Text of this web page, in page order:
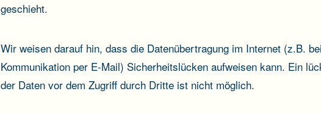
geschieht.
Wir weisen darauf hin, dass die Datenübertragung im Internet (z.B.
Kommunikation per E-Mail) Sicherheitslücken aufweisen kann. Ein
der Daten vor dem Zugriff durch Dritte ist nicht möglich.